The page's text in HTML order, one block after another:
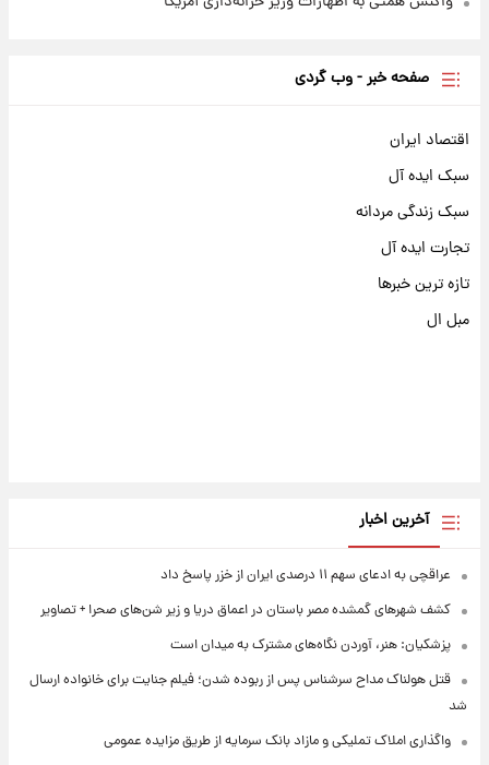
صفحه خبر - وب گردی
اقتصاد ایران
سبک ایده آل
سبک زندگی مردانه
تجارت ایده آل
تازه ترین خبرها
مبل ال
آخرین اخبار
عراقچی به ادعای سهم ۱۱ درصدی ایران از خزر پاسخ داد
کشف شهرهای گمشده مصر باستان در اعماق دریا و زیر شن‌های صحرا + تصاویر
پزشکیان: هنر، آوردن نگاه‌های مشترک به میدان است
قتل هولناک مداح سرشناس پس از ربوده شدن؛ فیلم جنایت برای خانواده ارسال
شد
واگذاری املاک تملیکی و مازاد بانک سرمایه از طریق مزایده عمومی